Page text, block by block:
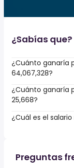
¿Sabías que?
¿Cuánto ganaría
64,067,328?
¿Cuánto ganaría
25,668?
¿Cuál es el
Preguntas